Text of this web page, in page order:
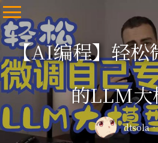
【AI编程】轻松
的LLM大
dtsola